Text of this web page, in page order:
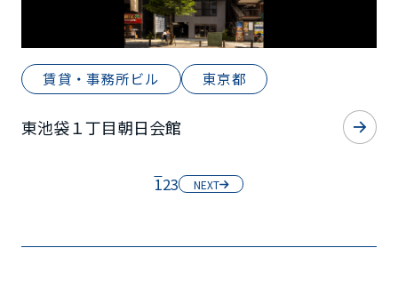
賃貸・事務所ビル 東京都
東池袋１丁目朝日会館
123 NEXT